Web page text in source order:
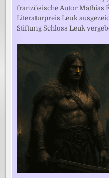
französische Autor Mathias
Literaturpreis Leuk
Stiftung Schloss Leuk